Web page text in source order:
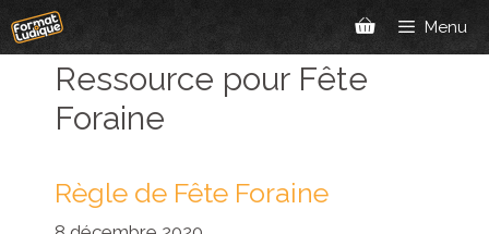
Aller
au
contenu
Menu
Ressource pour Fête
Foraine
Règle de Fête Foraine